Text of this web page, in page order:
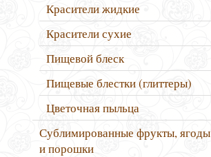
Красители жидкие
Красители сухие
Пищевой блеск
Пищевые блестки (глиттеры)
Цветочная пыльца
Сублимированные фрукты, ягоды
и порошки